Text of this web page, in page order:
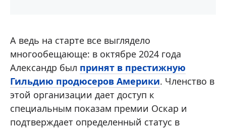
А ведь на старте все выглядело
многообещающе: в октябре 2024 года
Александр был принят в престижную
Гильдию продюсеров Америки. Членство в
этой организации дает доступ к
специальным показам премии Оскар и
подтверждает определенный статус в